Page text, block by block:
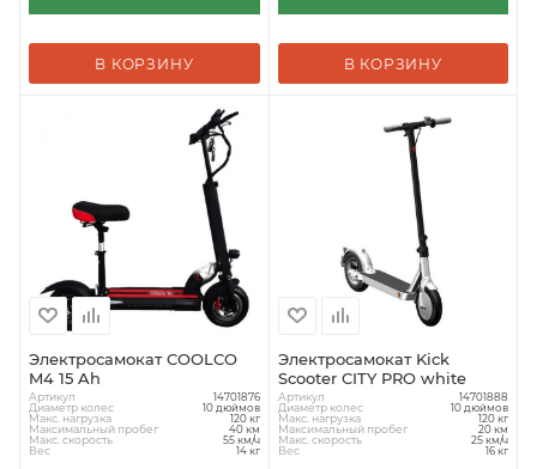
В КОРЗИНУ В КОРЗИНУ
Электросамокат COOLCO
M4 15 Ah
Артикул 14701876
Диаметр колес 10 дюймов
Макс. нагрузка 120 кг
Максимальный пробег 40 км
Макс. скорость 55 км/ч
Вес 14 кг
Электросамокат Kick
Scooter CITY PRO white
Артикул 14701888
Диаметр колес 10 дюймов
Макс. нагрузка 120 кг
Максимальный пробег 20 км
Макс. скорость 25 км/ч
Вес 16 кг